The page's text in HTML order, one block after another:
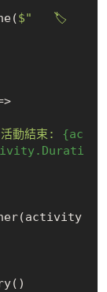
動結束: {ac